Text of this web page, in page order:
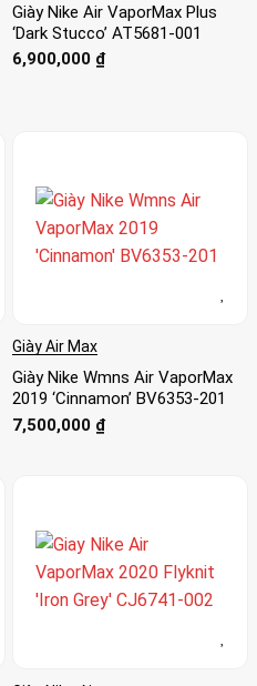
Giày Nike Air VaporMax Plus
‘Dark Stucco’ AT5681-001
6,900,000 ₫
Giày Air Max
Giày Nike Wmns Air VaporMax
2019 ‘Cinnamon’ BV6353-201
7,500,000 ₫